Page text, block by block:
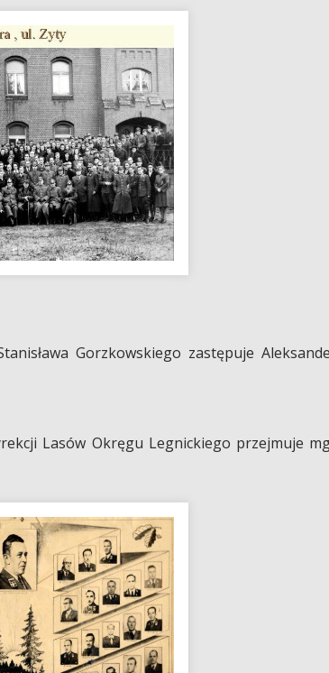
Gorzkowskiego zastępuje
Lasów Okręgu Legnickiego przejmuje